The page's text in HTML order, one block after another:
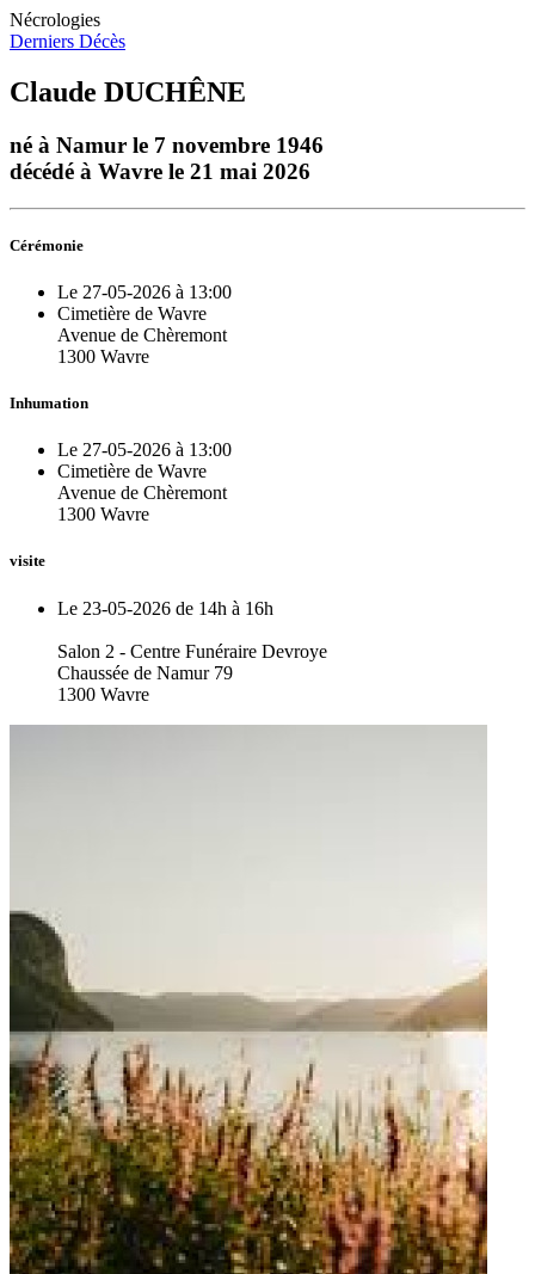
Nécrologies
Derniers Décès
Claude DUCHÊNE
né à Namur le 7 novembre 1946
décédé à Wavre le 21 mai 2026
Cérémonie
Le 27-05-2026 à 13:00
Cimetière de Wavre
Avenue de Chèremont
1300 Wavre
Inhumation
Le 27-05-2026 à 13:00
Cimetière de Wavre
Avenue de Chèremont
1300 Wavre
visite
Le 23-05-2026 de 14h à 16h
Salon 2 - Centre Funéraire Devroye
Chaussée de Namur 79
1300 Wavre